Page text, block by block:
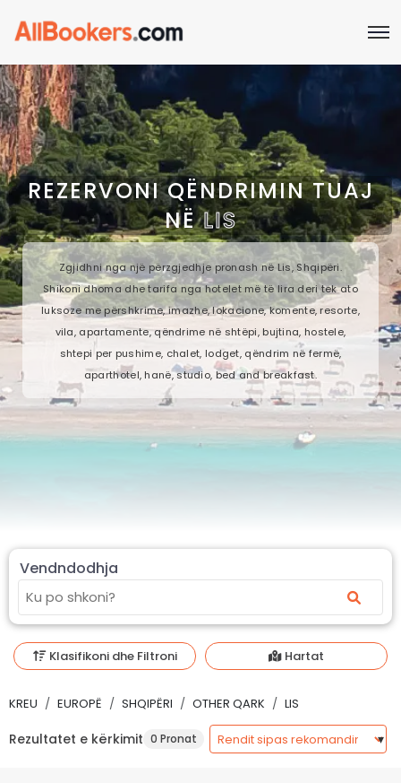
REZERVONI QËNDRIMIN TUAJ
NËLIS
Zgjidhni nga një përzgjedhje pronash në Lis, Shqipëri.
Shikoni dhoma dhe tarifa nga hotelet më të lira deri tek ato
luksoze me përshkrime, imazhe, lokacione, komente, resorte,
vila, apartamente, qëndrime në shtëpi, bujtina, hostele,
shtepi per pushime, chalet, lodget, qëndrim në fermë,
aparthotel, hanë, studio, bed and breakfast.
Vendndodhja
Klasifikoni dhe Filtroni Hartat
KREU EUROPË SHQIPËRI OTHER QARK LIS
Rezultatet e kërkimit 0 Pronat